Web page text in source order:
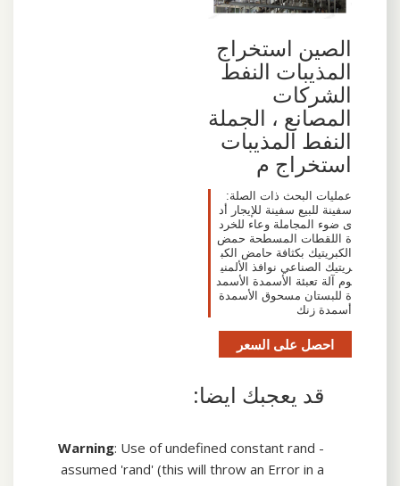
الصين استخراج
المذيبات النفط
الشركات
المصانع ، الجملة
النفط المذيبات
استخراج م
عمليات البحث ذات الصلة:
سفينة للبيع سفينة للإيجار أد
ى ضوء المجاملة وعاء للخرد
ة اللقطات المسطحة حمض
الكبريتيك بكثافة حامض الكب
ريتيك الصناعي نوافذ الألمني
وم آلة تعبئة الأسمدة الأسمد
ة للبستان مسحوق الأسمدة
أسمدة زنك
احصل على السعر
قد يعجبك ايضا:
Warning: Use of undefined constant rand -
assumed 'rand' (this will throw an Error in a